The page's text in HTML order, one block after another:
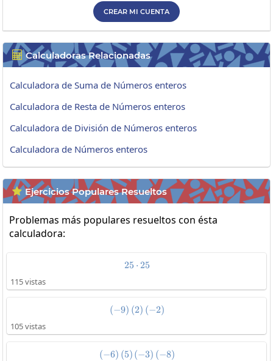
CREAR MI CUENTA
 Calculadoras Relacionadas
Calculadora de Suma de Números enteros
Calculadora de Resta de Números enteros
Calculadora de División de Números enteros
Calculadora de Números enteros
 Ejercicios Populares Resueltos
Problemas más populares resueltos con ésta
calculadora:
25\cdot25
25 ⋅ 25
115 vistas
\left(-
(−9) (2) (−2)
105 vistas
\left(-
(−6) (5) (−3) (−8)